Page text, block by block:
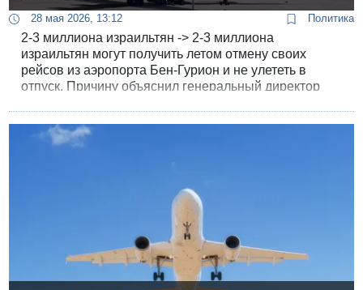
28 мая 2026, 13:12 Политика
2-3 миллиона израильтян -> 2-3 миллиона
израильтян могут получить летом отмену своих
рейсов из аэропорта Бен-Гурион и не улететь в
отпуск. Причину объяснил генеральный директор